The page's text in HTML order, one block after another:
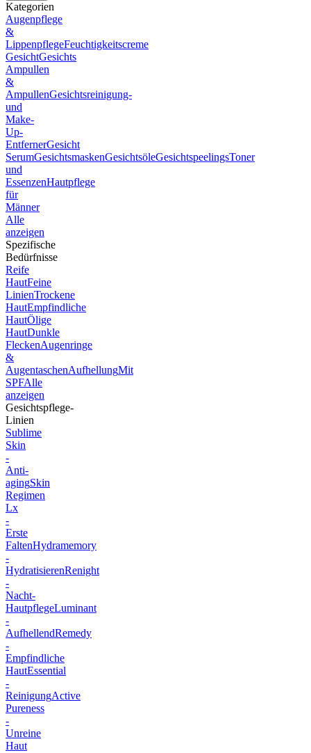
Kategorien
Augenpflege
&
LippenpflegeFeuchtigkeitscreme
GesichtGesichts
Ampullen
&
AmpullenGesichtsreinigung-
und
Make-
Up-
EntfernerGesicht
SerumGesichtsmaskenGesichtsöleGesichtspeelingsToner
und
EssenzenHautpflege
für
Männer
Alle
anzeigen
Spezifische
Bedürfnisse
Reife
HautFeine
LinienTrockene
HautEmpfindliche
HautÖlige
HautDunkle
FleckenAugenringe
&
AugentaschenAufhellungMit
SPFAlle
anzeigen
Gesichtspflege-
Linien
Sublime
Skin
-
Anti-
agingSkin
Regimen
Lx
-
Erste
FaltenHydramemory
-
HydratisierenRenight
-
Nacht-
HautpflegeLuminant
-
AufhellendRemedy
-
Empfindliche
HautEssential
-
ReinigungActive
Pureness
-
Unreine
Haut